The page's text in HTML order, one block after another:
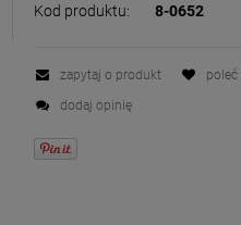
Kod produktu: 8-0652
zapytaj o produkt
dodaj opinię